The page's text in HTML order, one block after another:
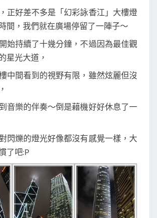
正好差不多是「幻彩詠香江」大樓燈
間，我們就在廣場停留了一陣子～
始持續了十幾分鐘，不過因為最佳觀
星光大道，
中間看到的視野有限，雖然炫麗但沒
音樂的伴奏～倒是藉機好好休息了一
閃爍的燈光好像都沒有感覺一樣，大
了吧:P